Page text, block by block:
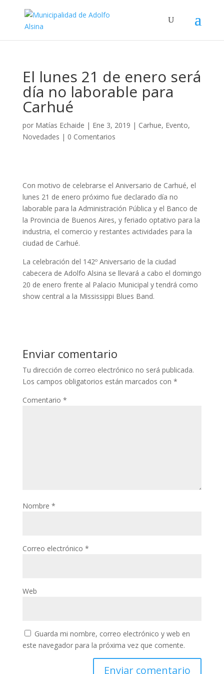
El lunes 21 de enero será
día no laborable para
Carhué
por Matías Echaide | Ene 3, 2019 | Carhue, Evento,
Novedades | 0 Comentarios
Con motivo de celebrarse el Aniversario de Carhué, el
lunes 21 de enero próximo fue declarado día no
laborable para la Administración Pública y el Banco de
la Provincia de Buenos Aires, y feriado optativo para la
industria, el comercio y restantes actividades para la
ciudad de Carhué.
La celebración del 142º Aniversario de la ciudad
cabecera de Adolfo Alsina se llevará a cabo el domingo
20 de enero frente al Palacio Municipal y tendrá como
show central a la Mississippi Blues Band.
Enviar comentario
Tu dirección de correo electrónico no será publicada.
Los campos obligatorios están marcados con *
Comentario *
Nombre *
Correo electrónico *
Web
Guarda mi nombre, correo electrónico y web en
este navegador para la próxima vez que comente.